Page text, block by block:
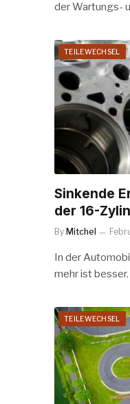
der Wartungs-
TEILEWECHSEL
Sinkende
der 16-
By Mitchel
In der
mehr ist
TEILEWECHSEL